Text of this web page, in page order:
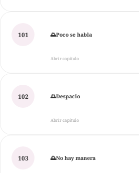
101 🌅Poco se habla
Abrir capítulo
102 🌅Despacio
Abrir capítulo
103 🌅No hay manera